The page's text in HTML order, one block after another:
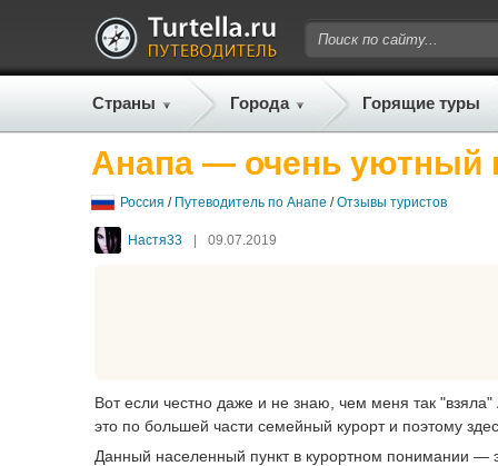
Страны Города Горящие туры
Анапа — очень уютный
Россия / Путеводитель по Анапе /Отзывы туристов
Настя33 | 09.07.2019
Вот если честно даже и не знаю, чем меня так
это по большей части семейный курорт и поэтому
Данный населенный пункт в курортном понимании —